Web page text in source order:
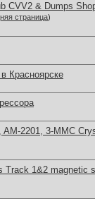
CVV2 & Dumps
страница)
Красноярске
2201, 3-MMC
Track 1&2 magnetic